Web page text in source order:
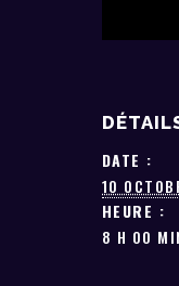
DATE :
10
HEURE :
8 H 00